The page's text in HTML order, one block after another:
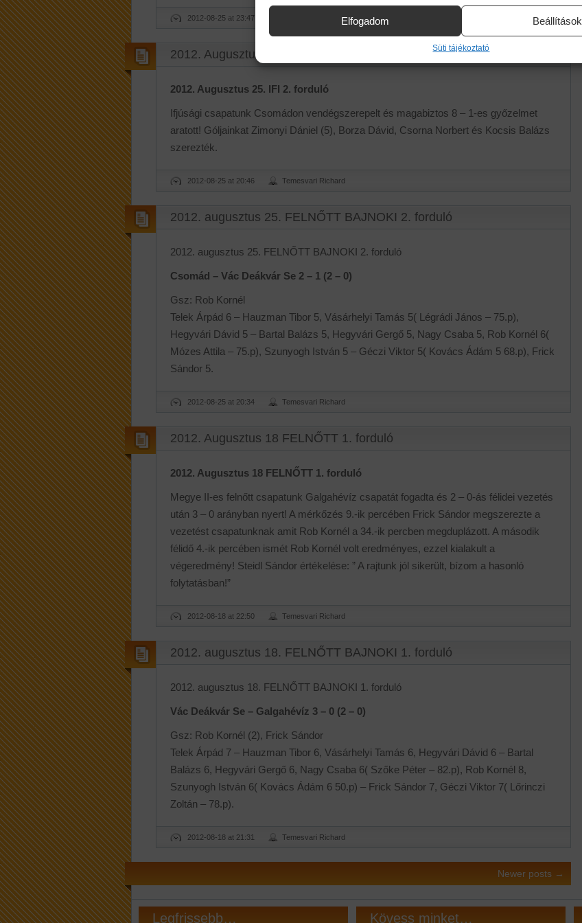
Elfogadom Beállítások
Süti tájékoztató
2012-08-25 at 23:47 Temesvari Richard
2012. Augusztus 25. IFI 2. forduló
2012. Augusztus 25. IFI 2. forduló
Ifjúsági csapatunk Csomádon vendégszerepelt és magabiztos 8 – 1-es győzelmet
aratott! Góljainkat Zimonyi Dániel (5), Borza Dávid, Csorna Norbert és Kocsis Balázs
szerezték.
2012-08-25 at 20:46 Temesvari Richard
2012. augusztus 25. FELNŐTT BAJNOKI 2. forduló
2012. augusztus 25. FELNŐTT BAJNOKI 2. forduló
Csomád – Vác Deákvár Se 2 – 1 (2 – 0)
Gsz: Rob Kornél
Telek Árpád 6 – Hauzman Tibor 5, Vásárhelyi Tamás 5( Légrádi János – 75.p),
Hegyvári Dávid 5 – Bartal Balázs 5, Hegyvári Gergő 5, Nagy Csaba 5, Rob Kornél 6(
Mózes Attila – 75.p), Szunyogh István 5 – Géczi Viktor 5( Kovács Ádám 5 68.p), Frick
Sándor 5.
2012-08-25 at 20:34 Temesvari Richard
2012. Augusztus 18 FELNŐTT 1. forduló
2012. Augusztus 18 FELNŐTT 1. forduló
Megye II-es felnőtt csapatunk Galgahévíz csapatát fogadta és 2 – 0-ás félidei vezetés
után 3 – 0 arányban nyert! A mérkőzés 9.-ik percében Frick Sándor megszerezte a
vezetést csapatunknak amit Rob Kornél a 34.-ik percben megduplázott. A második
félidő 4.-ik percében ismét Rob Kornél volt eredményes, ezzel kialakult a
végeredmény! Steidl Sándor értékelése: ” A rajtunk jól sikerült, bízom a hasonló
folytatásban!”
2012-08-18 at 22:50 Temesvari Richard
2012. augusztus 18. FELNŐTT BAJNOKI 1. forduló
2012. augusztus 18. FELNŐTT BAJNOKI 1. forduló
Vác Deákvár Se – Galgahévíz 3 – 0 (2 – 0)
Gsz: Rob Kornél (2), Frick Sándor
Telek Árpád 7 – Hauzman Tibor 6, Vásárhelyi Tamás 6, Hegyvári Dávid 6 – Bartal
Balázs 6, Hegyvári Gergő 6, Nagy Csaba 6( Szőke Péter – 82.p), Rob Kornél 8,
Szunyogh István 6( Kovács Ádám 6 50.p) – Frick Sándor 7, Géczi Viktor 7( Lőrinczi
Zoltán – 78.p).
2012-08-18 at 21:31 Temesvari Richard
Newer posts →
Legfrissebb… Kövess minket…